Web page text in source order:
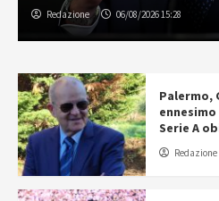
Redazione 06/08/2026 15:28
Palermo,
Serie A
Redazione